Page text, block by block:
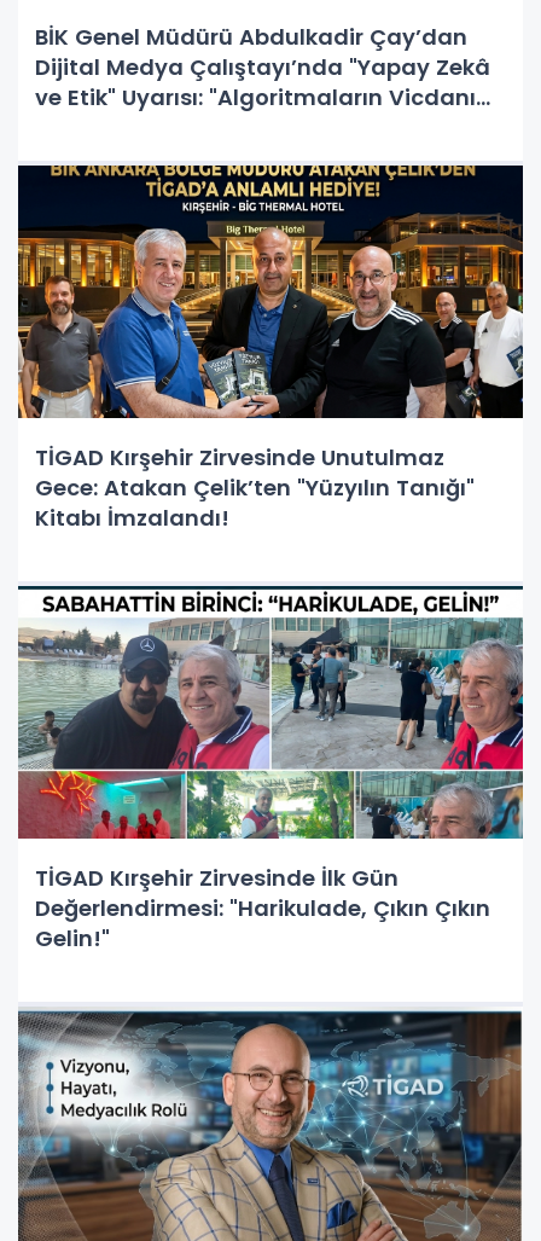
BİK Genel Müdürü Abdulkadir Çay’dan
Dijital Medya Çalıştayı’nda "Yapay Zekâ
ve Etik" Uyarısı: "Algoritmaların Vicdanı
TİGAD Kırşehir Zirvesinde Unutulmaz
Gece: Atakan Çelik’ten "Yüzyılın Tanığı"
Kitabı İmzalandı!
TİGAD Kırşehir Zirvesinde İlk Gün
Değerlendirmesi: "Harikulade, Çıkın Çıkın
Gelin!"